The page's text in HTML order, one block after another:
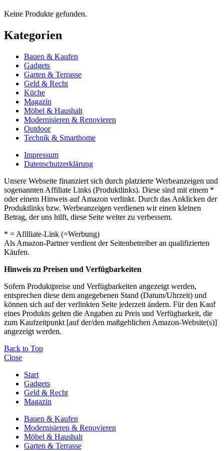
Keine Produkte gefunden.
Kategorien
Bauen & Kaufen
Gadgets
Garten & Terrasse
Geld & Recht
Küche
Magazin
Möbel & Haushalt
Modernisieren & Renovieren
Outdoor
Technik & Smarthome
Impressum
Datenschutzerklärung
Unsere Webseite finanziert sich durch platzierte Werbeanzeigen und
sogenannten Affiliate Links (Produktlinks). Diese sind mit einem *
oder einem Hinweis auf Amazon verlinkt. Durch das Anklicken der
Produktlinks bzw. Werbeanzeigen verdienen wir einen kleinen
Betrag, der uns hilft, diese Seite weiter zu verbessern.
* = Afilliate-Link (=Werbung)
Als Amazon-Partner verdient der Seitenbetreiber an qualifizierten
Käufen.
Hinweis zu Preisen und Verfügbarkeiten
Sofern Produktpreise und Verfügbarkeiten angezeigt werden,
entsprechen diese dem angegebenen Stand (Datum/Uhrzeit) und
können sich auf der verlinkten Seite jederzeit ändern. Für den Kauf
eines Produkts gelten die Angaben zu Preis und Verfügbarkeit, die
zum Kaufzeitpunkt [auf der/den maßgeblichen Amazon-Website(s)]
angezeigt werden.
Back to Top
Close
Start
Gadgets
Geld & Recht
Magazin
Bauen & Kaufen
Modernisieren & Renovieren
Möbel & Haushalt
Garten & Terrasse